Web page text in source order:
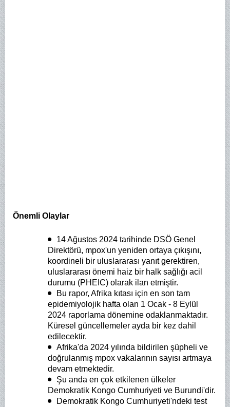
Önemli Olaylar
14 Ağustos 2024 tarihinde DSÖ Genel
Direktörü, mpox'un yeniden ortaya çıkışını,
koordineli bir uluslararası yanıt gerektiren,
uluslararası önemi haiz bir halk sağlığı acil
durumu (PHEIC) olarak ilan etmiştir.
Bu rapor, Afrika kıtası için en son tam
epidemiyolojik hafta olan 1 Ocak - 8 Eylül
2024 raporlama dönemine odaklanmaktadır.
Küresel güncellemeler ayda bir kez dahil
edilecektir.
Afrika'da 2024 yılında bildirilen şüpheli ve
doğrulanmış mpox vakalarının sayısı artmaya
devam etmektedir.
Şu anda en çok etkilenen ülkeler
Demokratik Kongo Cumhuriyeti ve Burundi'dir.
Demokratik Kongo Cumhuriyeti'ndeki test